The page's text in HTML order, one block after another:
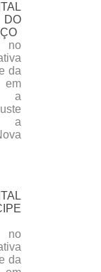
no
da
a
a
no
da